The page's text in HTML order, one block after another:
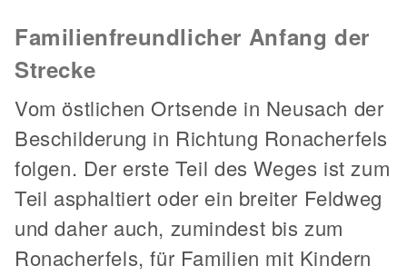
Familienfreundlicher Anfang der
Strecke
Vom östlichen Ortsende in Neusach der
Beschilderung in Richtung Ronacherfels
folgen. Der erste Teil des Weges ist zum
Teil asphaltiert oder ein breiter Feldweg
und daher auch, zumindest bis zum
Ronacherfels, für Familien mit Kindern